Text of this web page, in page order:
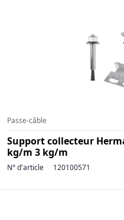
Passe-câble
Support collecteur
kg/m 3 kg/m
N° d'article 120100571